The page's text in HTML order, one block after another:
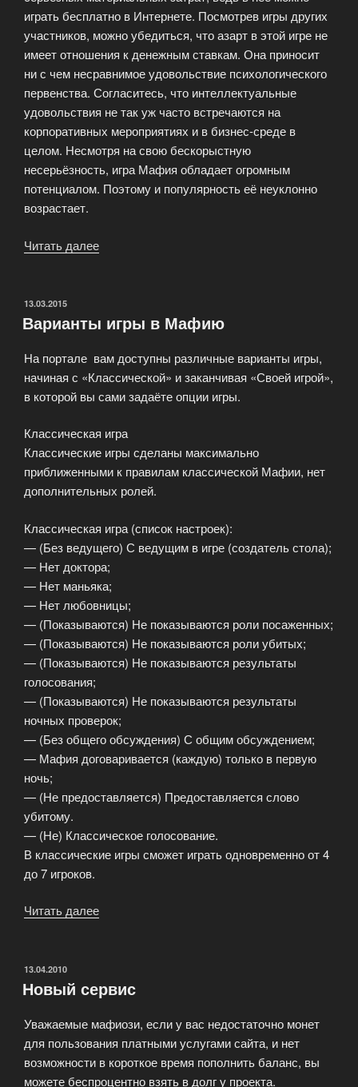
играть бесплатно в Интернете. Посмотрев игры других
участников, можно убедиться, что азарт в этой игре не
имеет отношения к денежным ставкам. Она приносит
ни с чем несравнимое удовольствие психологического
первенства. Согласитесь, что интеллектуальные
удовольствия не так уж часто встречаются на
корпоративных мероприятиях и в бизнес-среде в
целом. Несмотря на свою бескорыстную
несерьёзность, игра Мафия обладает огромным
потенциалом. Поэтому и популярность её неуклонно
возрастает.
Читать далее
ОПУБЛИКОВАНО
13.03.2015
Варианты игры в Мафию
На портале вам доступны различные варианты игры,
начиная с «Классической» и заканчивая «Своей игрой»,
в которой вы сами задаёте опции игры.
Классическая игра
Классические игры сделаны максимально
приближенными к правилам классической Мафии, нет
дополнительных ролей.
Классическая игра (список настроек):
— (Без ведущего) С ведущим в игре (создатель стола);
— Нет доктора;
— Нет маньяка;
— Нет любовницы;
— (Показываются) Не показываются роли посаженных;
— (Показываются) Не показываются роли убитых;
— (Показываются) Не показываются результаты
голосования;
— (Показываются) Не показываются результаты
ночных проверок;
— (Без общего обсуждения) С общим обсуждением;
— Мафия договаривается (каждую) только в первую
ночь;
— (Не предоставляется) Предоставляется слово
убитому.
— (Не) Классическое голосование.
В классические игры сможет играть одновременно от 4
до 7 игроков.
Читать далее
ОПУБЛИКОВАНО
13.04.2010
Новый сервис
Уважаемые мафиози, если у вас недостаточно монет
для пользования платными услугами сайта, и нет
возможности в короткое время пополнить баланс, вы
можете беспроцентно взять в долг у проекта.